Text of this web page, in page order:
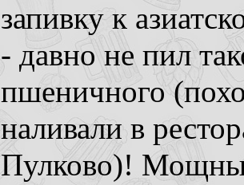
запивку к
- давно не пил
пшеничного
наливали в
Пулково)!